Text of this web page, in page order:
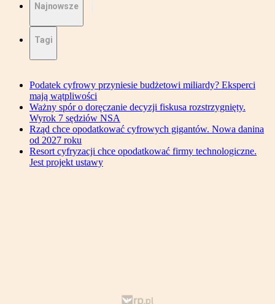
Najnowsze
Tagi
Podatek cyfrowy przyniesie budżetowi miliardy? Eksperci
mają wątpliwości
Ważny spór o doręczanie decyzji fiskusa rozstrzygnięty.
Wyrok 7 sędziów NSA
Rząd chce opodatkować cyfrowych gigantów. Nowa danina
od 2027 roku
Resort cyfryzacji chce opodatkować firmy technologiczne.
Jest projekt ustawy